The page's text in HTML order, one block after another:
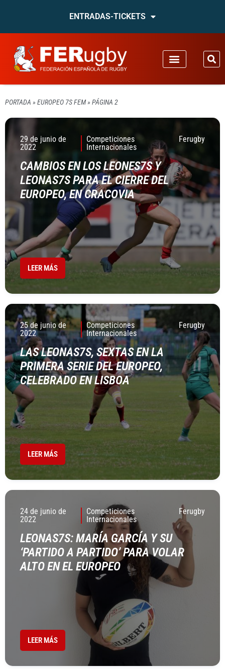
ENTRADAS-TICKETS
PORTADA » EUROPEO 7S FEM» PÁGINA 2
29 de junio de
2022
Competiciones
Internacionales
Ferugby
CAMBIOS EN LOS LEONES7S Y
LEONAS7S PARA EL CIERRE DEL
EUROPEO, EN CRACOVIA
LEER MÁS
25 de junio de
2022
Competiciones
Internacionales
Ferugby
LAS LEONAS7S, SEXTAS EN LA
PRIMERA SERIE DEL EUROPEO,
CELEBRADO EN LISBOA
LEER MÁS
24 de junio de
2022
Competiciones
Internacionales
Ferugby
LEONAS7S: MARÍA GARCÍA Y SU
‘PARTIDO A PARTIDO’ PARA VOLAR
ALTO EN EL EUROPEO
LEER MÁS